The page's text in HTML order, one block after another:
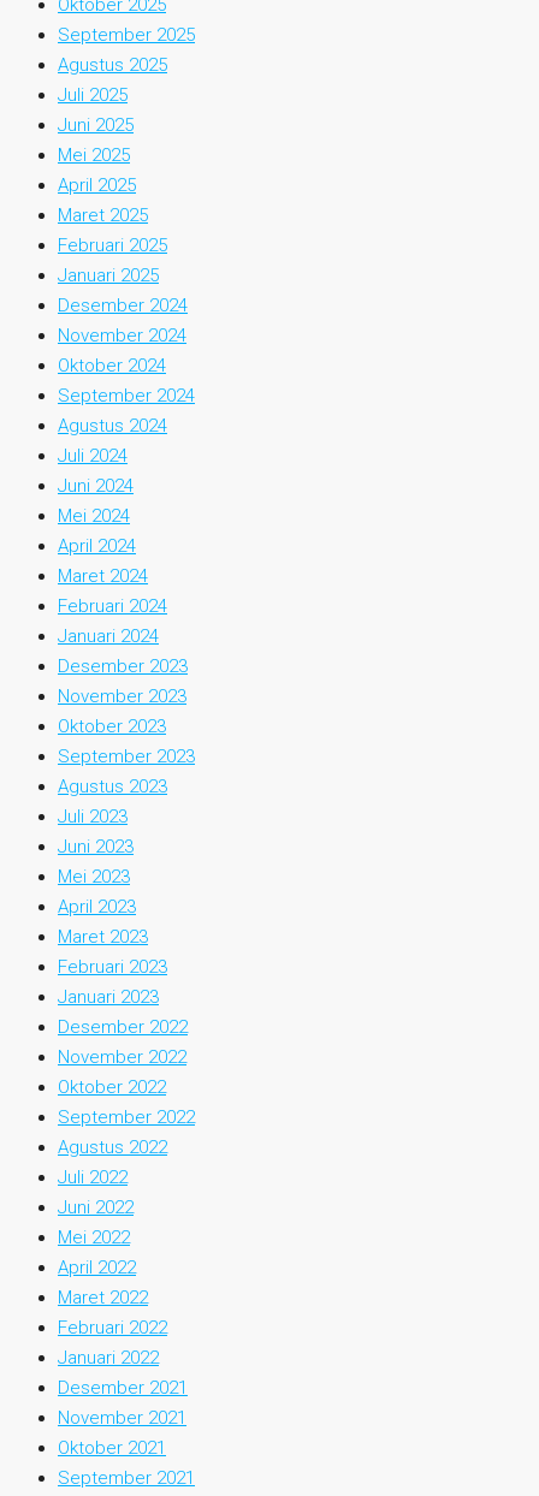
Oktober 2025
September 2025
Agustus 2025
Juli 2025
Juni 2025
Mei 2025
April 2025
Maret 2025
Februari 2025
Januari 2025
Desember 2024
November 2024
Oktober 2024
September 2024
Agustus 2024
Juli 2024
Juni 2024
Mei 2024
April 2024
Maret 2024
Februari 2024
Januari 2024
Desember 2023
November 2023
Oktober 2023
September 2023
Agustus 2023
Juli 2023
Juni 2023
Mei 2023
April 2023
Maret 2023
Februari 2023
Januari 2023
Desember 2022
November 2022
Oktober 2022
September 2022
Agustus 2022
Juli 2022
Juni 2022
Mei 2022
April 2022
Maret 2022
Februari 2022
Januari 2022
Desember 2021
November 2021
Oktober 2021
September 2021